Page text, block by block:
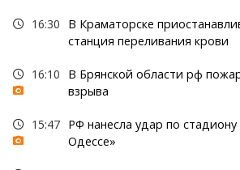
16:30
В Краматорске
станция переливания крови
16:10
В Брянской области рф
взрыва
15:47 РФ нанесла удар по
Одессе»